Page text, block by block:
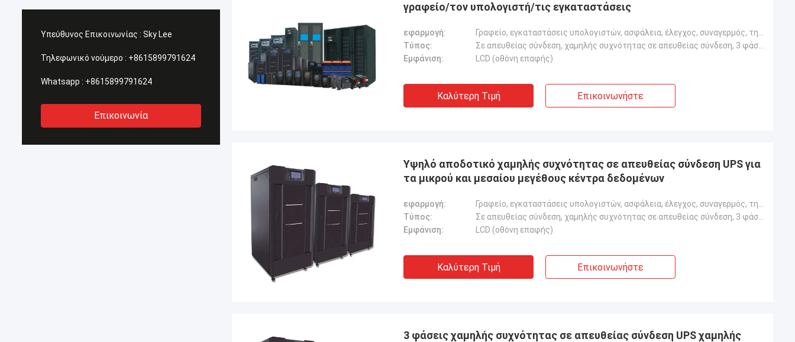
Υπεύθυνος Επικοινωνίας : Sky Lee
Τηλεφωνικό νούμερο : +8615899791624
Whatsapp : +8615899791624
Επικοινωνία
γραφείο/τον υπολογιστή/τις εγκαταστάσεις
εφαρμογή:
Τύπος:
Εμφάνιση:
LCD (οθόνη επαφής)
Καλύτερη Τιμή Επικοινωνήστε
Υψηλό αποδοτικό χαμηλής συχνότητας σε απευθείας σύνδεση UPS για
τα μικρού και μεσαίου μεγέθους κέντρα δεδομένων
εφαρμογή:
Τύπος:
Εμφάνιση:
LCD (οθόνη επαφής)
Καλύτερη Τιμή Επικοινωνήστε
3 φάσεις χαμηλής συχνότητας σε απευθείας σύνδεση UPS χαμηλής